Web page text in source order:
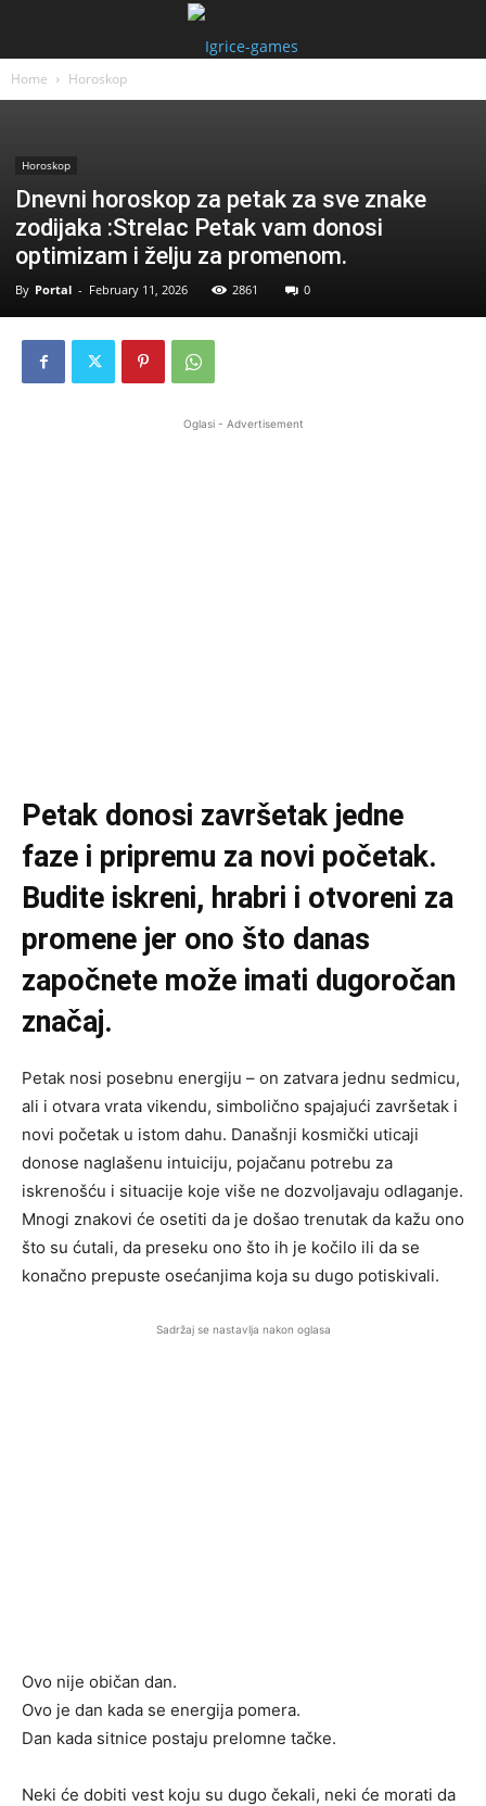
Home Horoskop
Horoskop
Dnevni horoskop za petak za sve znake
zodijaka :Strelac Petak vam donosi
optimizam i želju za promenom.
By Portal - February 11, 2026 2861 0
Oglasi - Advertisement
Petak donosi završetak jedne
faze i pripremu za novi početak.
Budite iskreni, hrabri i otvoreni za
promene jer ono što danas
započnete može imati dugoročan
značaj.
Petak nosi posebnu energiju – on zatvara jednu sedmicu,
ali i otvara vrata vikendu, simbolično spajajući završetak i
novi početak u istom dahu. Današnji kosmički uticaji
donose naglašenu intuiciju, pojačanu potrebu za
iskrenošću i situacije koje više ne dozvoljavaju odlaganje.
Mnogi znakovi će osetiti da je došao trenutak da kažu ono
što su ćutali, da preseku ono što ih je kočilo ili da se
konačno prepuste osećanjima koja su dugo potiskivali.
Sadržaj se nastavlja nakon oglasa
Ovo nije običan dan.
Ovo je dan kada se energija pomera.
Dan kada sitnice postaju prelomne tačke.
Neki će dobiti vest koju su dugo čekali, neki će morati da